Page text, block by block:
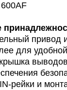
привод
для
рейки и